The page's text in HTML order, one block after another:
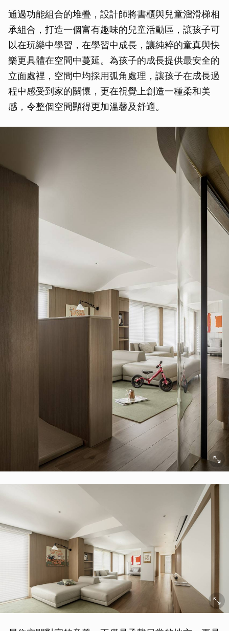
通過功能組合的堆疊，設計師將書櫃與兒童溜滑梯相
承組合，打造一個富有趣味的兒童活動區，讓孩子可
以在玩樂中學習，在學習中成長，讓純粹的童真與快
樂更具體在空間中蔓延。為孩子的成長提供最安全的
立面處裡，空間中均採用弧角處理，讓孩子在成長過
程中感受到家的關懷，更在視覺上創造一種柔和美
感，令整個空間顯得更加溫馨及舒適。